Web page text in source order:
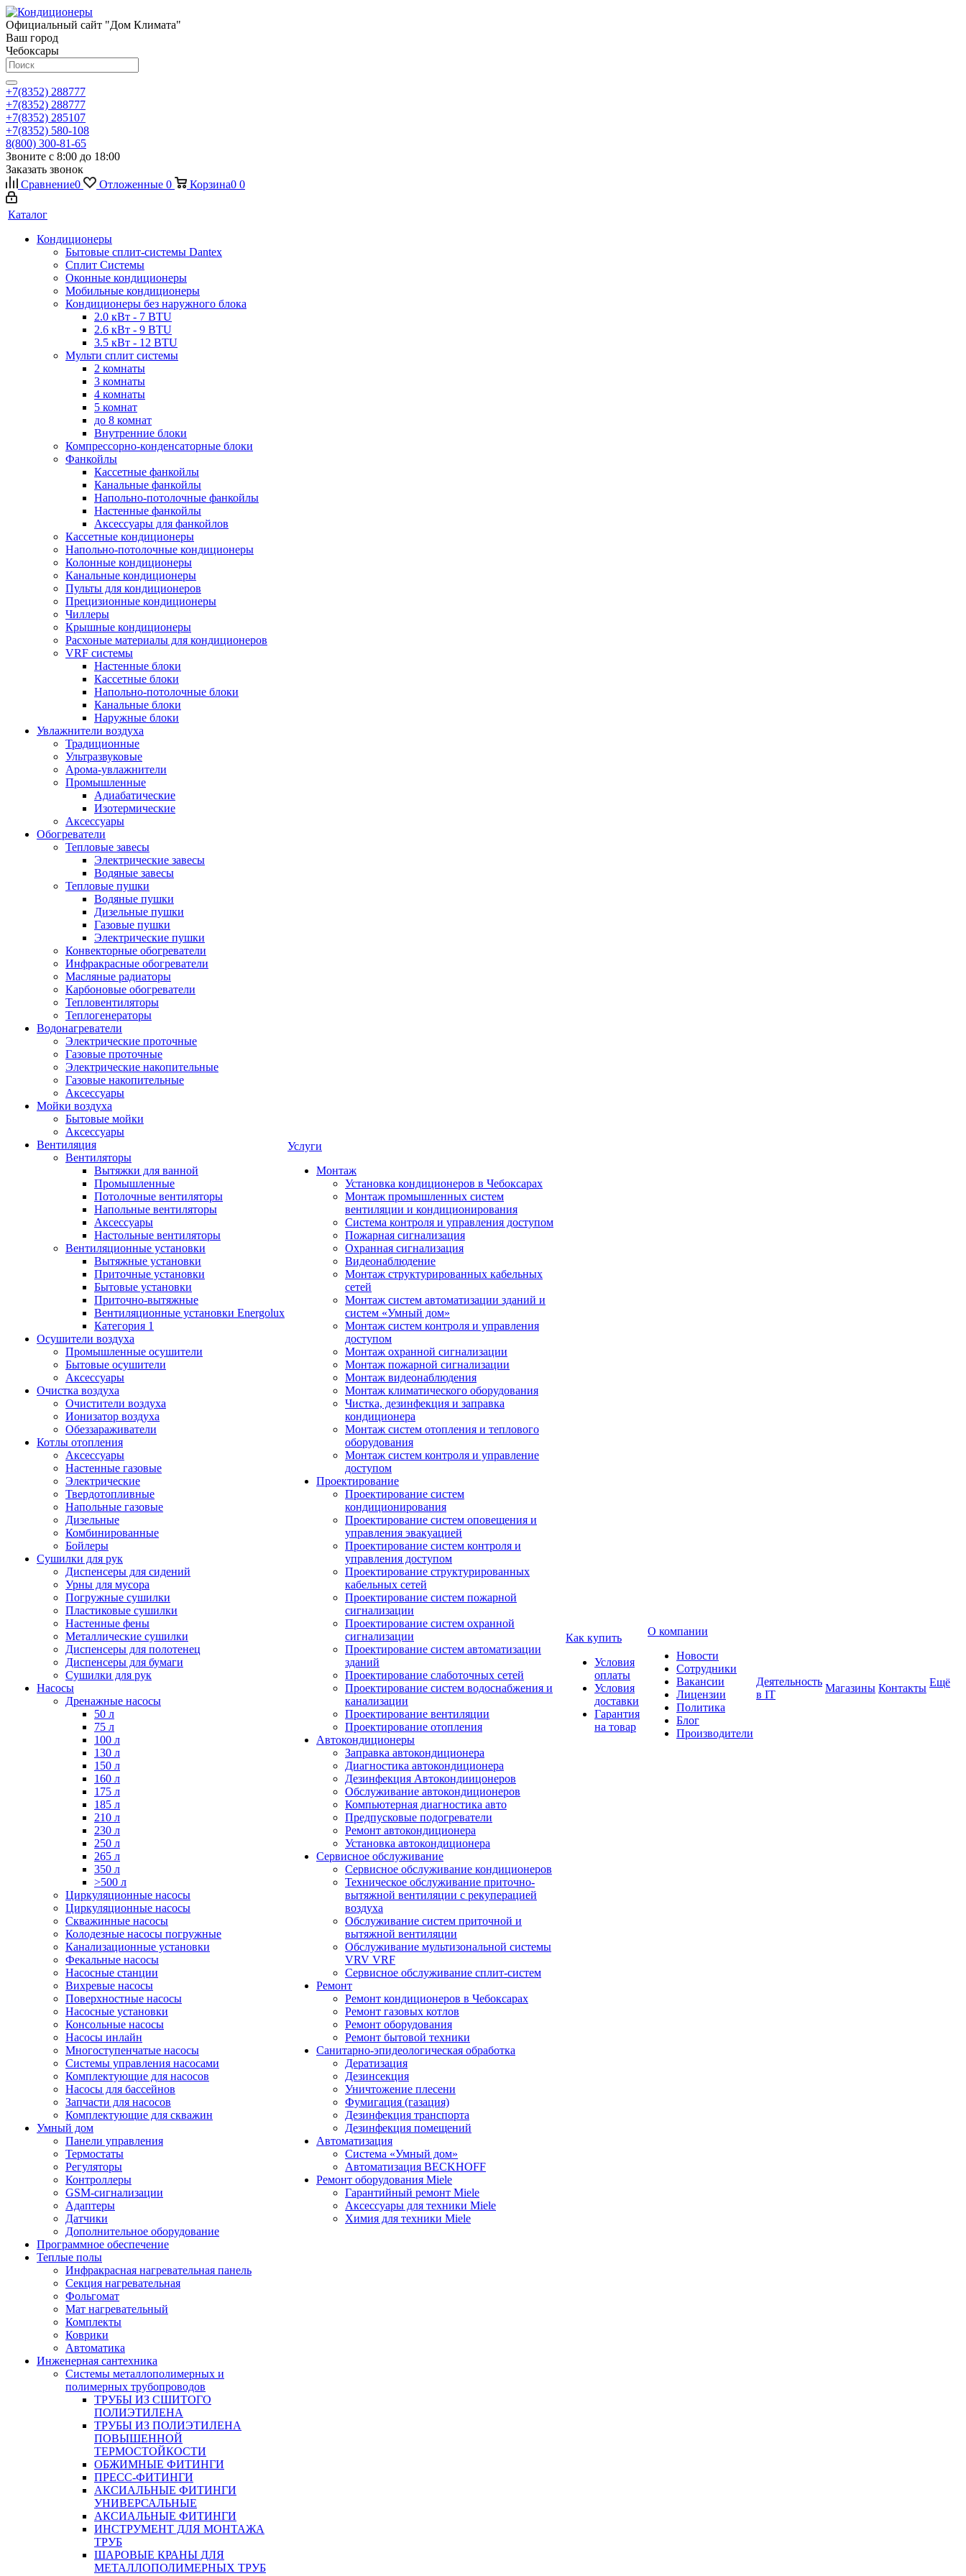
Официальный сайт "Дом Климата"
Ваш город
Чебоксары
+7(8352) 288777
+7(8352) 288777
+7(8352) 285107
+7(8352) 580-108
8(800) 300-81-65
Звоните с 8:00 до 18:00
Заказать звонок
Сравнение0 Отложенные 0 Корзина0 0
Каталог
Кондиционеры
Бытовые сплит-системы Dantex
Сплит Системы
Оконные кондиционеры
Мобильные кондиционеры
Кондиционеры без наружного блока
2.0 кВт - 7 BTU
2.6 кВт - 9 BTU
3.5 кВт - 12 BTU
Мульти сплит системы
2 комнаты
3 комнаты
4 комнаты
5 комнат
до 8 комнат
Внутренние блоки
Компрессорно-конденсаторные блоки
Фанкойлы
Кассетные фанкойлы
Канальные фанкойлы
Напольно-потолочные фанкойлы
Настенные фанкойлы
Аксессуары для фанкойлов
Кассетные кондиционеры
Напольно-потолочные кондиционеры
Колонные кондиционеры
Канальные кондиционеры
Пульты для кондиционеров
Прецизионные кондиционеры
Чиллеры
Крышные кондиционеры
Расхоные материалы для кондиционеров
VRF системы
Настенные блоки
Кассетные блоки
Напольно-потолочные блоки
Канальные блоки
Наружные блоки
Увлажнители воздуха
Традиционные
Ультразвуковые
Арома-увлажнители
Промышленныe
Адиабатические
Изотермические
Аксессуары
Обогреватели
Тепловые завесы
Электрические завесы
Водяные завесы
Тепловые пушки
Водяные пушки
Дизельные пушки
Газовые пушки
Электрические пушки
Конвекторные обогреватели
Инфракрасные обогреватели
Масляные радиаторы
Карбоновые обогреватели
Тепловентиляторы
Теплогенераторы
Водонагреватели
Электрические проточные
Газовые проточные
Электрические накопительные
Газовые накопительные
Аксессуары
Мойки воздуха
Бытовые мойки
Аксессуары
Вентиляция
Вентиляторы
Вытяжки для ванной
Промышленные
Потолочные вентиляторы
Напольные вентиляторы
Аксессуары
Настольные вентиляторы
Вентиляционные установки
Вытяжные установки
Приточные установки
Бытовые установки
Приточно-вытяжные
Вентиляционные установки Energolux
Категория 1
Осушители воздуха
Промышленные осушители
Бытовые осушители
Аксессуары
Очистка воздуха
Очистители воздуха
Ионизатор воздуха
Обеззараживатели
Котлы отопления
Аксессуары
Настенные газовые
Электрические
Твердотопливные
Напольные газовые
Дизельные
Комбинированные
Бойлеры
Сушилки для рук
Диспенсеры для сидений
Урны для мусора
Погружные сушилки
Пластиковые сушилки
Настенные фены
Металлические сушилки
Диспенсеры для полотенец
Диспенсеры для бумаги
Сушилки для рук
Насосы
Дренажные насосы
50 л
75 л
100 л
130 л
150 л
160 л
175 л
185 л
210 л
230 л
250 л
265 л
350 л
>500 л
Циркуляционные насосы
Циркуляционные насосы
Скважинные насосы
Колодезные насосы погружные
Канализационные установки
Фекальные насосы
Насосные станции
Вихревые насосы
Поверхностные насосы
Насосные установки
Консольные насосы
Насосы инлайн
Многоступенчатые насосы
Системы управления насосами
Комплектующие для насосов
Насосы для бассейнов
Запчасти для насосов
Комплектующие для скважин
Умный дом
Панели управления
Термостаты
Регуляторы
Контроллеры
GSM-сигнализации
Адаптеры
Датчики
Дополнительное оборудование
Программное обеспечение
Теплые полы
Инфракрасная нагревательная панель
Секция нагревательная
Фольгомат
Мат нагревательный
Комплекты
Коврики
Автоматика
Инженерная сантехника
Системы металлополимерных и
полимерных трубопроводов
ТРУБЫ ИЗ СШИТОГО
ПОЛИЭТИЛЕНА
ТРУБЫ ИЗ ПОЛИЭТИЛЕНА
ПОВЫШЕННОЙ
ТЕРМОСТОЙКОСТИ
ОБЖИМНЫЕ ФИТИНГИ
ПРЕСС-ФИТИНГИ
АКСИАЛЬНЫЕ ФИТИНГИ
УНИВЕРСАЛЬНЫЕ
АКСИАЛЬНЫЕ ФИТИНГИ
ИНСТРУМЕНТ ДЛЯ МОНТАЖА
ТРУБ
ШАРОВЫЕ КРАНЫ ДЛЯ
МЕТАЛЛОПОЛИМЕРНЫХ ТРУБ
Услуги
Монтаж
Установка кондиционеров в Чебоксарах
Монтаж промышленных систем
вентиляции и кондиционирования
Система контроля и управления доступом
Пожарная сигнализация
Охранная сигнализация
Видеонаблюдение
Монтаж структурированных кабельных
сетей
Монтаж систем автоматизации зданий и
систем «Умный дом»
Монтаж систем контроля и управления
доступом
Монтаж охранной сигнализации
Монтаж пожарной сигнализации
Монтаж видеонаблюдения
Монтаж климатического оборудования
Чистка, дезинфекция и заправка
кондиционера
Монтаж систем отопления и теплового
оборудования
Монтаж систем контроля и управление
доступом
Проектирование
Проектирование систем
кондиционирования
Проектирование систем оповещения и
управления эвакуацией
Проектирование систем контроля и
управления доступом
Проектирование структурированных
кабельных сетей
Проектирование систем пожарной
сигнализации
Проектирование систем охранной
сигнализации
Проектирование систем автоматизации
зданий
Проектирование слаботочных сетей
Проектирование систем водоснабжения и
канализации
Проектирование вентиляции
Проектирование отопления
Автокондиционеры
Заправка автокондиционера
Диагностика автокондиционера
Дезинфекция Автокондиицонеров
Обслуживание автокондиционеров
Компьютерная диагностика авто
Предпусковые подогреватели
Ремонт автокондиционера
Установка автокондиционера
Сервисное обслуживание
Сервисное обслуживание кондиционеров
Техническое обслуживание приточно-
вытяжной вентиляции с рекуперацией
воздуха
Обслуживание систем приточной и
вытяжной вентиляции
Обслуживание мультизональной системы
VRV VRF
Сервисное обслуживание сплит-систем
Ремонт
Ремонт кондиционеров в Чебоксарах
Ремонт газовых котлов
Ремонт оборудования
Ремонт бытовой техники
Санитарно-эпидеологическая обработка
Дератизация
Дезинсекция
Уничтожение плесени
Фумигация (газация)
Дезинфекция транспорта
Дезинфекция помещений
Автоматизация
Система «Умный дом»
Автоматизация BECKHOFF
Ремонт оборудования Miele
Гарантийный ремонт Miele
Аксессуары для техники Miele
Химия для техники Miele
Как купить
Условия
оплаты
Условия
доставки
Гарантия
на товар
О компании
Новости
Сотрудники
Вакансии
Лицензии
Политика
Блог
Производители
Деятельность
в IT
Магазины Контакты Ещё